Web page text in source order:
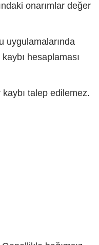
onarımlar değer
uygulamalarında
hesaplaması
kaybı talep edilemez.